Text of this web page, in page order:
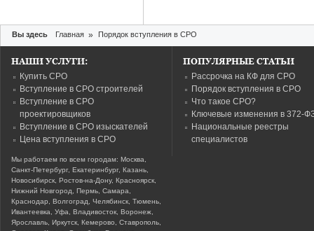
Вы здесь Главная » Порядок вступления в СРО
НАШИ УСЛУГИ:
Купить СРО
Вступление в СРО строителей
Вступление в СРО
проектировщиков
Вступление в СРО изыскателей
Цена вступления в СРО
Мы работаем по всем городам: Москва,
Санкт-Петербург, Екатеринбург, Казань,
Новосибирск, Ростов-на-Дону, Красноярск,
Нижний Новгород, Пермь, Самара,
Краснодар, Волгоград, Челябинск, Тюмень,
Ивантеевка, Уфа, Владивосток, Воронеж,
Ярославль, Иркутск, Кемерово, Ставрополь,
ПОПУЛЯРНЫЕ СТАТЬИ
Рассрочка на КФ для СРО
Порядок вступления в СРО
Что такое СРО?
Ключевые изменения в 372-
Национальные реестры
специалистов